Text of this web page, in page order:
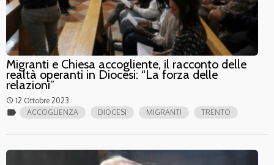
Migranti e Chiesa accogliente, il racconto delle
realtà operanti in Diocesi: “La forza delle
relazioni”
access_time 12 Ottobre 2023
label ACCOGLIENZA DIOCESI MIGRANTI TRENTO